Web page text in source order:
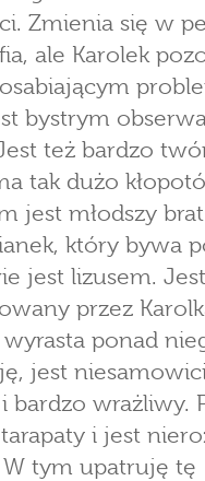
Zmienia się w
ale Karolek
bystrym
też bardzo
tak dużo
jest młodszy brat
który bywa
jest lizusem.
przez
ponad
jest
bardzo wrażliwy.
i jest
tym upatruję tę